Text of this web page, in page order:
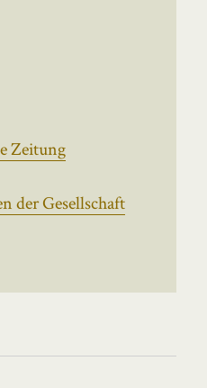
Zeitung
der Gesellschaft